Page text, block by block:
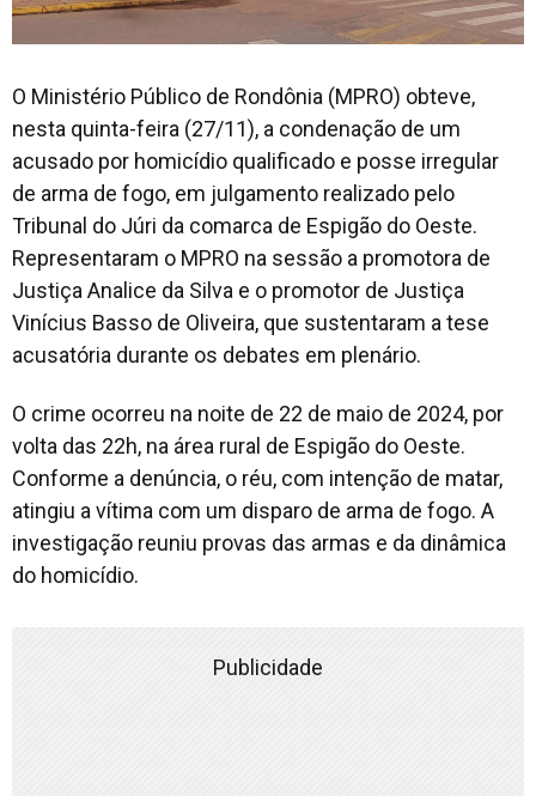
O Ministério Público de Rondônia (MPRO) obteve,
nesta quinta-feira (27/11), a condenação de um
acusado por homicídio qualificado e posse irregular
de arma de fogo, em julgamento realizado pelo
Tribunal do Júri da comarca de Espigão do Oeste.
Representaram o MPRO na sessão a promotora de
Justiça Analice da Silva e o promotor de Justiça
Vinícius Basso de Oliveira, que sustentaram a tese
acusatória durante os debates em plenário.
O crime ocorreu na noite de 22 de maio de 2024, por
volta das 22h, na área rural de Espigão do Oeste.
Conforme a denúncia, o réu, com intenção de matar,
atingiu a vítima com um disparo de arma de fogo. A
investigação reuniu provas das armas e da dinâmica
do homicídio.
Publicidade